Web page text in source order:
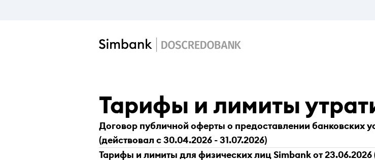
Тарифы и лимиты
Договор публичной оферты о предоставлении банковских
(действовал с 30.04.2026 - 31.07.2026)
Тарифы и лимиты для физических лиц Simbank от 23.06.2026